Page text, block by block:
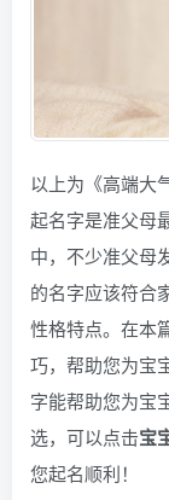
以上为《高端大
起名字是准父母
中，不少准父母
的名字应该符合
性格特点。在本
巧，帮助您为宝
字能帮助您为宝
选，可以点击宝
您起名顺利！